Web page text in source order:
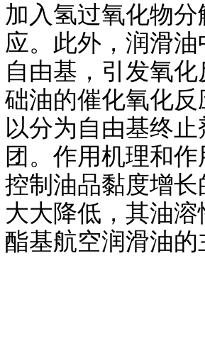
加入氢过氧化物
应。此外，润滑
自由基，引发氧
础油的催化氧化
以分为自由基终
团。作用机理和
控制油品黏度增
大大降低，其油
酯基航空润滑油